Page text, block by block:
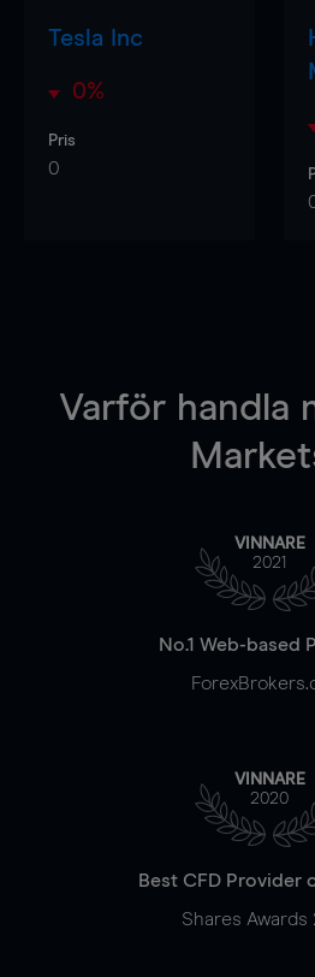
Tesla Inc
0%
Pris
0
Varför handla
VINNARE
2021
No.1 Web-based
VINNARE
2020
Best CFD Provider
Shares Awards